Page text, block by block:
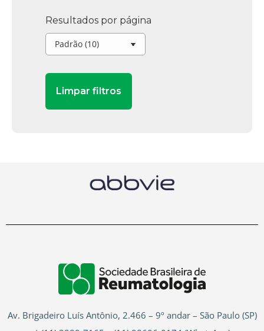
Resultados por página
Av. Brigadeiro Luís Antônio, 2.466 – 9º andar – São Paulo (SP)